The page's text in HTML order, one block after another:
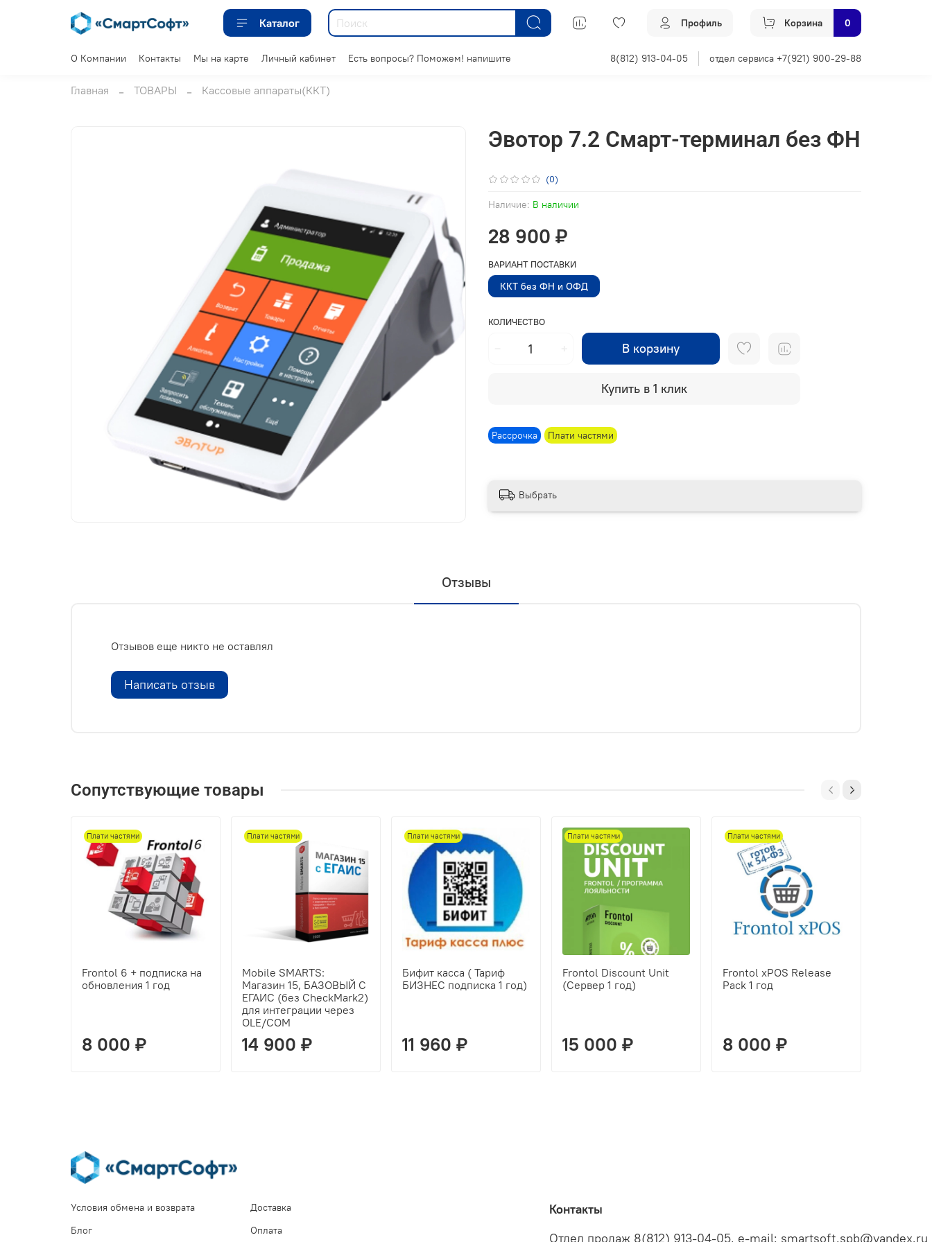
Каталог Профиль Корзина 0
О Компании Контакты Мы на карте Личный кабинет Есть вопросы? Поможем! напишите 8(812) 913-04-05 отдел сервиса +7(921) 900-29-88
Главная ТОВАРЫ Кассовые аппараты(ККТ)
(0)
Наличие: В наличии
Рассрочка Плати частями
Эвотор 7.2 Смарт-терминал без ФН
28 900 ₽
КОЛИЧЕСТВО
В корзину
Купить в 1 клик
ВАРИАНТ ПОСТАВКИ
ККТ без ФН и ОФД
Выбрать
Отзывы
Отзывов еще никто не оставлял
Написать отзыв
Сопутствующие товары
Плати частями
Frontol 6 + подписка на
обновления 1 год
8 000 ₽
Плати частями
Mobile SMARTS:
Магазин 15, БАЗОВЫЙ С
ЕГАИС (без CheckMark2)
для интеграции через
OLE/COM
14 900 ₽
Плати частями
Бифит касса ( Тариф
БИЗНЕС подписка 1 год)
11 960 ₽
Плати частями
Frontol Discount Unit
(Сервер 1 год)
15 000 ₽
Плати частями
Frontol xPOS Release
Pack 1 год
8 000 ₽
Условия обмена и возврата
Блог
Доставка
Оплата
Контакты
Отдел продаж 8(812) 913-04-05, e-mail: smartsoft.spb@yandex.ru